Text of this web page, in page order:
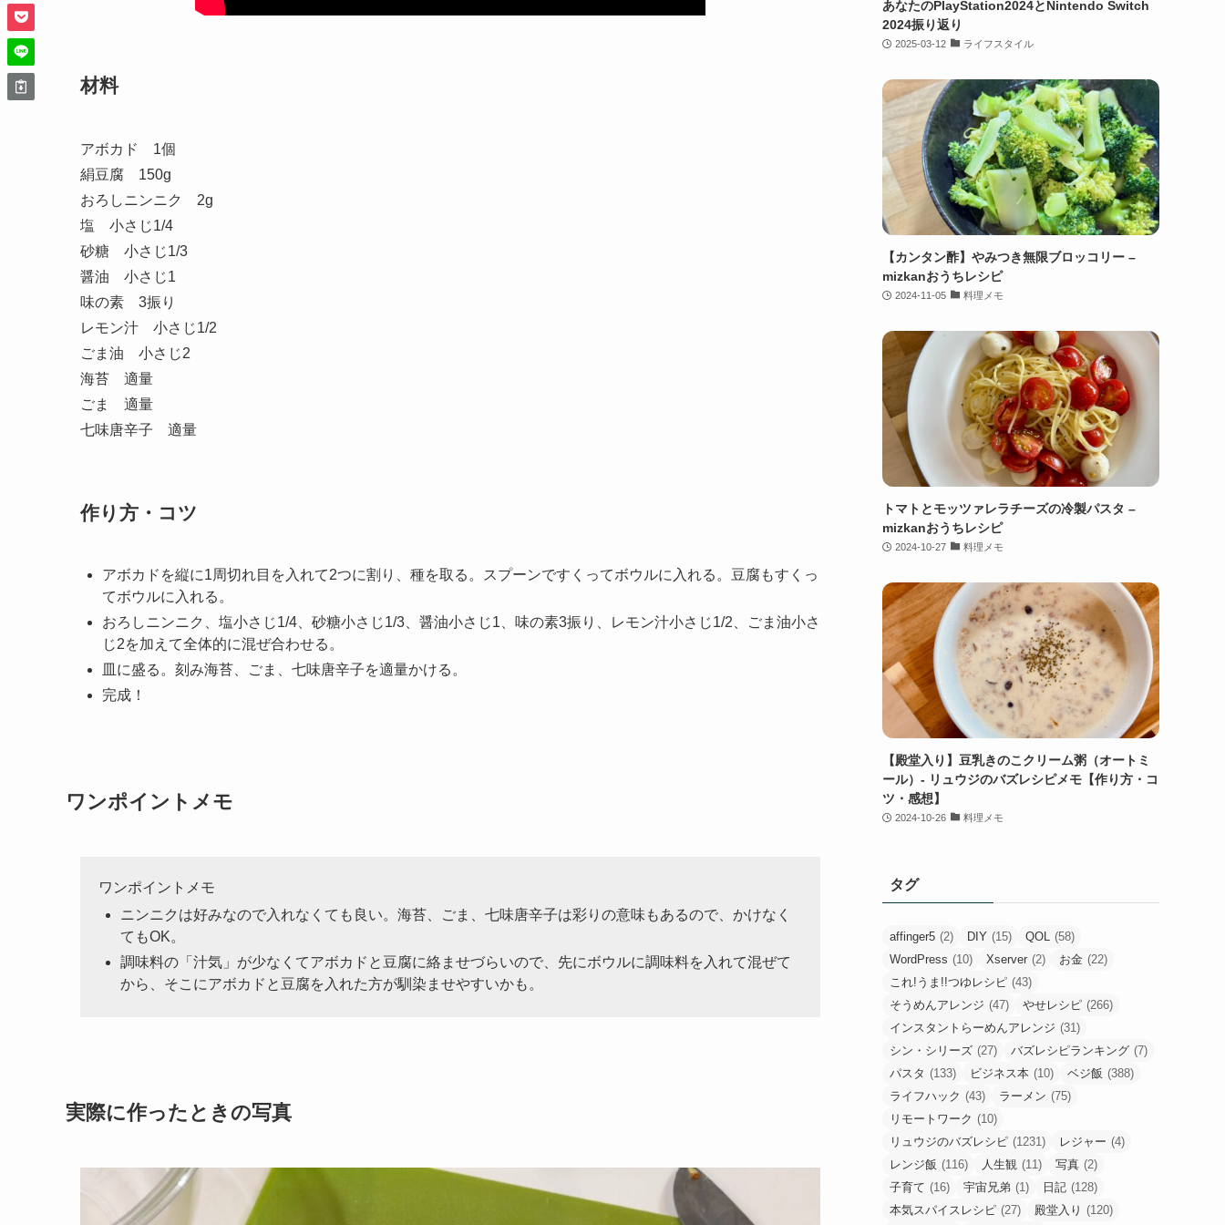
材料
アボカド 1個
絹豆腐 150g
おろしニンニク 2g
塩 小さじ1/4
砂糖 小さじ1/3
醤油 小さじ1
味の素 3振り
レモン汁 小さじ1/2
ごま油 小さじ2
海苔 適量
ごま 適量
七味唐辛子 適量
作り方・コツ
アボカドを縦に1周切れ目を入れて2つに割り、種を取る。スプーンですくってボウルに入れる。豆腐もすくっ
てボウルに入れる。
おろしニンニク、塩小さじ1/4、砂糖小さじ1/3、醤油小さじ1、味の素3振り、レモン汁小さじ1/2、ごま油小さ
じ2を加えて全体的に混ぜ合わせる。
皿に盛る。刻み海苔、ごま、七味唐辛子を適量かける。
完成！
ワンポイントメモ
ワンポイントメモ
ニンニクは好みなので入れなくても良い。海苔、ごま、七味唐辛子は彩りの意味もあるので、かけなく
てもOK。
調味料の「汁気」が少なくてアボカドと豆腐に絡ませづらいので、先にボウルに調味料を入れて混ぜて
から、そこにアボカドと豆腐を入れた方が馴染ませやすいかも。
実際に作ったときの写真
あなたのPlayStation2024とNintendo Switch
2024振り返り
2025-03-12 ライフスタイル
【カンタン酢】やみつき無限ブロッコリー –
mizkanおうちレシピ
2024-11-05 料理メモ
トマトとモッツァレラチーズの冷製パスタ –
mizkanおうちレシピ
2024-10-27 料理メモ
【殿堂入り】豆乳きのこクリーム粥（オートミ
ール）- リュウジのバズレシピメモ【作り方・コ
ツ・感想】
2024-10-26 料理メモ
タグ
affinger5 (2) DIY (15) QOL (58)
WordPress (10) Xserver (2) お金 (22)
これ!うま!!つゆレシピ (43)
そうめんアレンジ (47) やせレシピ (266)
インスタントらーめんアレンジ (31)
シン・シリーズ (27) バズレシピランキング (7)
パスタ (133) ビジネス本 (10) ベジ飯 (388)
ライフハック (43) ラーメン (75)
リモートワーク (10)
リュウジのバズレシピ (1231) レジャー (4)
レンジ飯 (116) 人生観 (11) 写真 (2)
子育て (16) 宇宙兄弟 (1) 日記 (128)
本気スパイスレシピ (27) 殿堂入り (120)